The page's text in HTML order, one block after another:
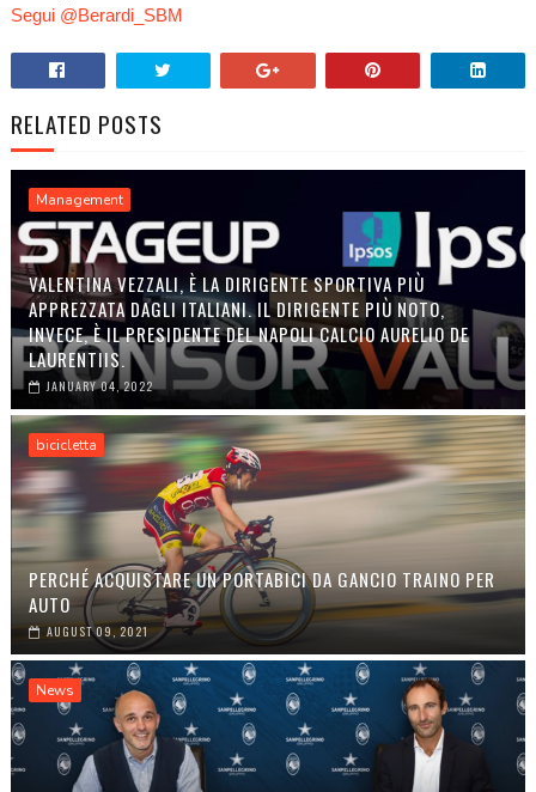
Segui @Berardi_SBM
RELATED POSTS
Management
VALENTINA VEZZALI, È LA DIRIGENTE SPORTIVA PIÙ
APPREZZATA DAGLI ITALIANI. IL DIRIGENTE PIÙ NOTO,
INVECE, È IL PRESIDENTE DEL NAPOLI CALCIO AURELIO DE
LAURENTIIS.
JANUARY 04, 2022
bicicletta
PERCHÉ ACQUISTARE UN PORTABICI DA GANCIO TRAINO PER
AUTO
AUGUST 09, 2021
News